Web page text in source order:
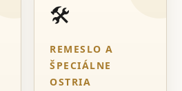
🛠️
REMESLO A
ŠPECIÁLNE
OSTRIA